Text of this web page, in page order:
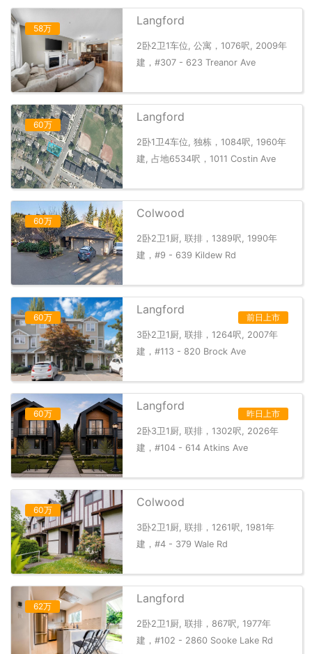
58万
Langford
2卧2卫1车位, 公寓，1076呎, 2009年
建，#307 - 623 Treanor Ave
60万
Langford
2卧1卫4车位, 独栋，1084呎, 1960年
建, 占地6534呎，1011 Costin Ave
60万
Colwood
2卧2卫1厨, 联排，1389呎, 1990年
建，#9 - 639 Kildew Rd
60万 前日上市
Langford
3卧2卫1厨, 联排，1264呎, 2007年
建，#113 - 820 Brock Ave
60万 昨日上市
Langford
2卧3卫1厨, 联排，1302呎, 2026年
建，#104 - 614 Atkins Ave
60万
Colwood
3卧2卫1厨, 联排，1261呎, 1981年
建，#4 - 379 Wale Rd
62万
Langford
2卧2卫1厨, 联排，867呎, 1977年
建，#102 - 2860 Sooke Lake Rd